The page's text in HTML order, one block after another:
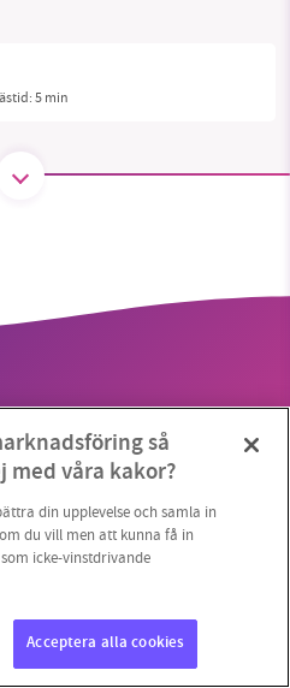
5 min
framåt genom
granskningar. Nu vill vi
oss.
att swisha en slant till
vi vill göra
så
med våra kakor?
din upplevelse och samla in
du vill men att kunna få in
icke-vinstdrivande
Acceptera alla cookies